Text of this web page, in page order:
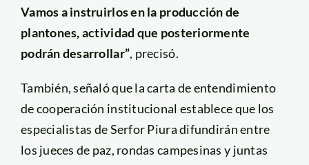
Vamos a instruirlos en la producción de
plantones, actividad que posteriormente
podrán desarrollar”, precisó.
También, señaló que la carta de entendimiento
de cooperación institucional establece que los
especialistas de Serfor Piura difundirán entre
los jueces de paz, rondas campesinas y juntas